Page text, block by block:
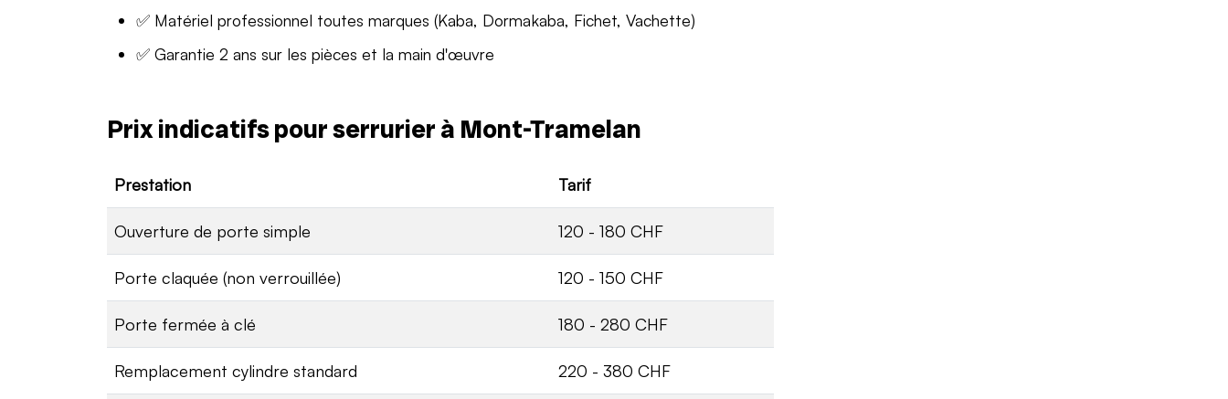
✅ Matériel professionnel toutes marques (Kaba, Dormakaba, Fichet, Vachette)
✅ Garantie 2 ans sur les pièces et la main d'œuvre
Prix indicatifs pour serrurier à Mont-Tramelan
Prestation Tarif
Ouverture de porte simple 120 - 180 CHF
Porte claquée (non verrouillée) 120 - 150 CHF
Porte fermée à clé 180 - 280 CHF
Remplacement cylindre standard 220 - 380 CHF